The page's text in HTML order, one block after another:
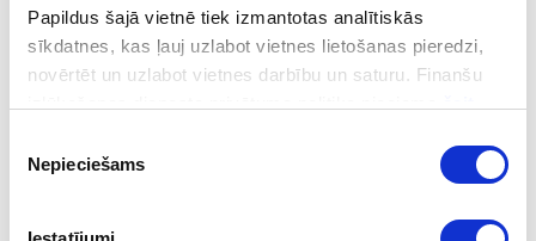
Papildus šajā vietnē tiek izmantotas analītiskās
sīkdatnes, kas ļauj uzlabot vietnes lietošanas pieredzi,
novērtēt un uzlabot vietnes darbību un saturu. Finanšu
izvēle
Nepieciešams
Kopš 2024. gada aprīļa FID ir nacionālā kompetentā
institūcija sankciju izpildes jautājumos Latvijā.